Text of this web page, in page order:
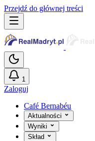
Przejdź do głównej treści
1
Zaloguj
Café Bernabéu
Aktualności
Wyniki
Skład